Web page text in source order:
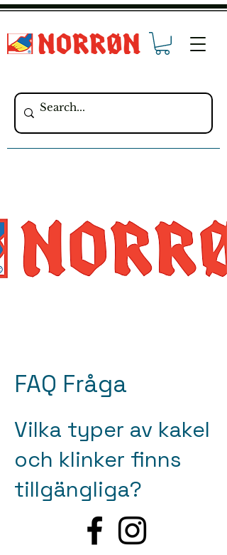
FAQ Fråga
Vilka typer av kakel
och klinker finns
tillgängliga?